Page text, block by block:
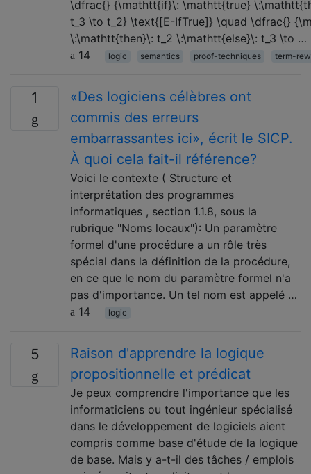
\dfrac{} {\mathtt{if}\: \mathtt{true}
t_3 \to t_2} \text{[E-IfTrue]} \quad \dfrac{}
\:\mathtt{then}\: t_2 \:\mathtt{else}\: t_3 \to …
14
logic semantics proof-techniques term-
1
«Des logiciens célèbres ont
commis des erreurs
embarrassantes ici», écrit le SICP.
À quoi cela fait-il référence?
Voici le contexte ( Structure et
interprétation des programmes
informatiques , section 1.1.8, sous la
rubrique "Noms locaux"): Un paramètre
formel d'une procédure a un rôle très
spécial dans la définition de la procédure,
en ce que le nom du paramètre formel n'a
pas d'importance. Un tel nom est appelé …
14
logic
5
Raison d'apprendre la logique
propositionnelle et prédicat
Je peux comprendre l'importance que les
informaticiens ou tout ingénieur spécialisé
dans le développement de logiciels aient
compris comme base d'étude de la logique
de base. Mais y a-t-il des tâches / emplois